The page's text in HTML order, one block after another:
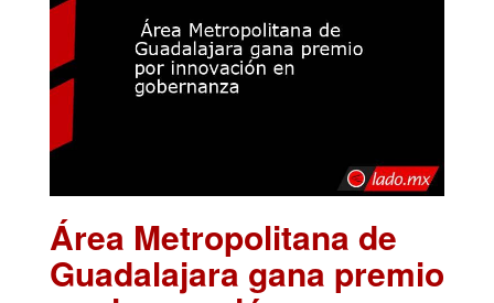
Área Metropolitana de
Guadalajara gana premio